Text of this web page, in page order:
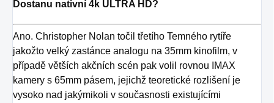
Dostanu nativní 4k ULTRA HD?
Ano. Christopher Nolan točil třetího Temného rytíře
jakožto velký zastánce analogu na 35mm kinofilm, v
případě větších akčních scén pak volil rovnou IMAX
kamery s 65mm pásem, jejichž teoretické rozlišení je
vysoko nad jakýmikoli v současnosti existujícími